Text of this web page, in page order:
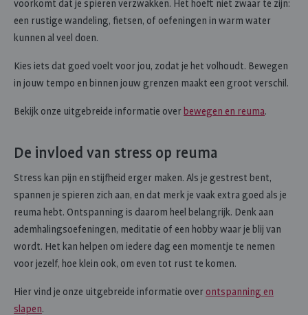
voorkomt dat je spieren verzwakken. Het hoeft niet zwaar te zijn:
een rustige wandeling, fietsen, of oefeningen in warm water
kunnen al veel doen.
Kies iets dat goed voelt voor jou, zodat je het volhoudt. Bewegen
in jouw tempo en binnen jouw grenzen maakt een groot verschil.
Bekijk onze uitgebreide informatie over bewegen en reuma.
De invloed van stress op reuma
Stress kan pijn en stijfheid erger maken. Als je gestrest bent,
spannen je spieren zich aan, en dat merk je vaak extra goed als je
reuma hebt. Ontspanning is daarom heel belangrijk. Denk aan
ademhalingsoefeningen, meditatie of een hobby waar je blij van
wordt. Het kan helpen om iedere dag een momentje te nemen
voor jezelf, hoe klein ook, om even tot rust te komen.
Hier vind je onze uitgebreide informatie overontspanning en
slapen.